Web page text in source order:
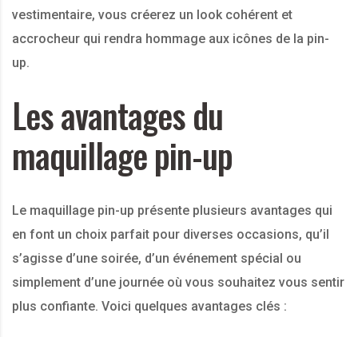
vestimentaire, vous créerez un look cohérent et
accrocheur qui rendra hommage aux icônes de la pin-
up.
Les avantages du
maquillage pin-up
Le maquillage pin-up présente plusieurs avantages qui
en font un choix parfait pour diverses occasions, qu’il
s’agisse d’une soirée, d’un événement spécial ou
simplement d’une journée où vous souhaitez vous sentir
plus confiante. Voici quelques avantages clés :